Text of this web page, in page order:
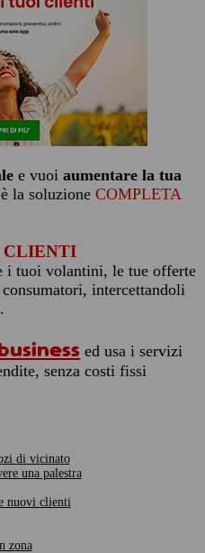
e vuoi aumentare la tua
la soluzione COMPLETA
CLIENTI
i tuoi volantini, le tue offerte
intercettandoli
ed usa i servizi
senza costi fissi
di vicinato
una palestra
nuovi clienti
zona